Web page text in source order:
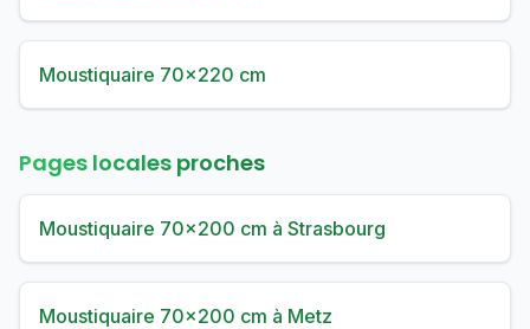
Moustiquaire 70×220 cm
Pages locales proches
Moustiquaire 70×200 cm à Strasbourg
Moustiquaire 70×200 cm à Metz